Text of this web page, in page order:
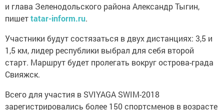
и глава Зеленодольского района Александр Тыгин,
пишетtatar-inform.ru.
Участники будут состязаться в двух дистанциях: 3,5 и
1,5 км, лидер республики выбрал для себя второй
старт. Маршрут будет пролегать вокруг острова-града
Свияжск.
Всего для участия в SVIYAGA SWIM-2018
зарегистрировались более 150 спортсменов в возрасте